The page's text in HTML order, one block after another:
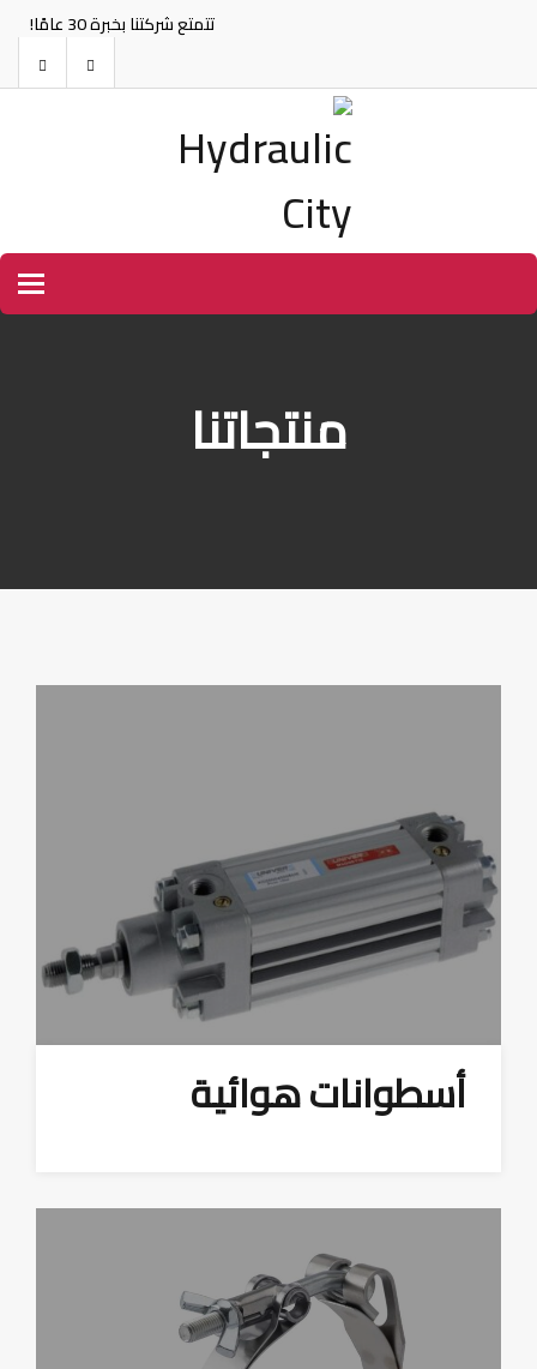
تتمتع شركتنا بخبرة 30 عامًا!
منتجاتنا
أسطوانات هوائية